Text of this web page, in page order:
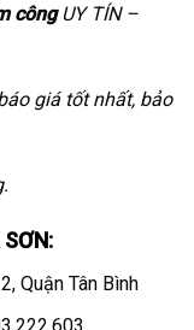
côngUY TÍN –
giá tốt nhất, bảo
Quận Tân Bình